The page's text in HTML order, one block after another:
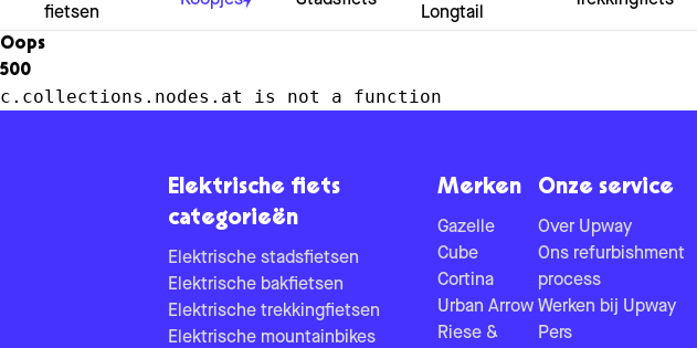
fietsen
Longtail
Oops
500
c.collections.nodes.at is not a function
Elektrische fiets
categorieën
Elektrische stadsfietsen
Elektrische bakfietsen
Elektrische trekkingfietsen
Elektrische mountainbikes
Merken
Gazelle
Cube
Cortina
Urban Arrow
Riese &
Onze service
Over Upway
Ons refurbishment
process
Werken bij Upway
Pers